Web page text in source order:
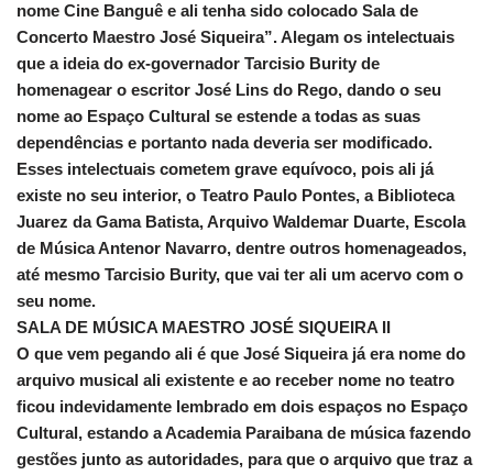
nome Cine Banguê e ali tenha sido colocado Sala de
Concerto Maestro José Siqueira”. Alegam os intelectuais
que a ideia do ex-governador Tarcisio Burity de
homenagear o escritor José Lins do Rego, dando o seu
nome ao Espaço Cultural se estende a todas as suas
dependências e portanto nada deveria ser modificado.
Esses intelectuais cometem grave equívoco, pois ali já
existe no seu interior, o Teatro Paulo Pontes, a Biblioteca
Juarez da Gama Batista, Arquivo Waldemar Duarte, Escola
de Música Antenor Navarro, dentre outros homenageados,
até mesmo Tarcisio Burity, que vai ter ali um acervo com o
seu nome.
SALA DE MÚSICA MAESTRO JOSÉ SIQUEIRA II
O que vem pegando ali é que José Siqueira já era nome do
arquivo musical ali existente e ao receber nome no teatro
ficou indevidamente lembrado em dois espaços no Espaço
Cultural, estando a Academia Paraibana de música fazendo
gestões junto as autoridades, para que o arquivo que traz a